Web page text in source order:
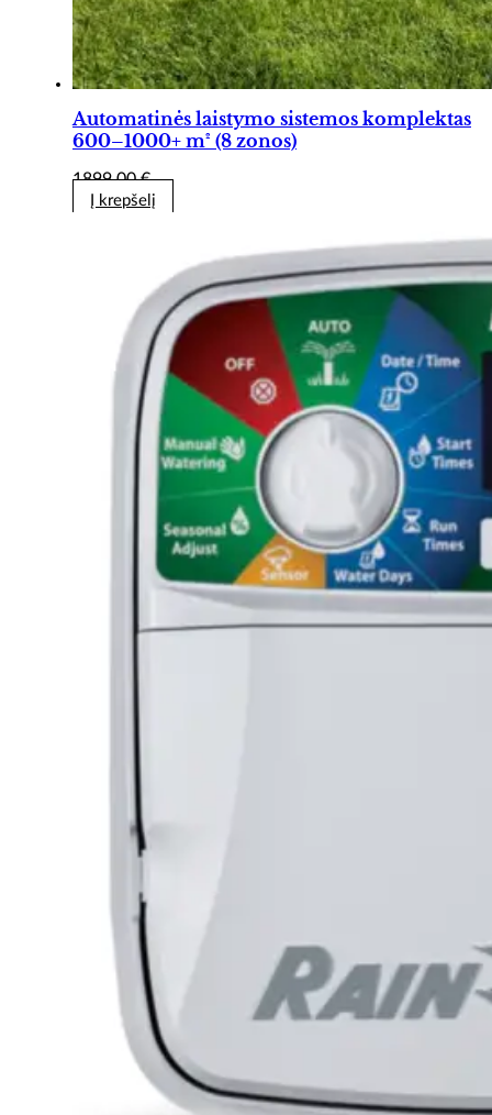
Automatinės laistymo sistemos komplektas
600–1000+ m² (8 zonos)
1899,00€
Į krepšelį